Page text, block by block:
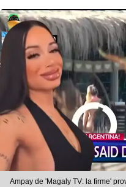
Ampay de 'Magaly TV: la firme'